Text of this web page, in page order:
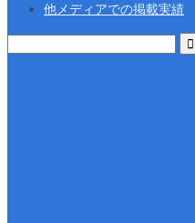
他メディアでの掲載実績